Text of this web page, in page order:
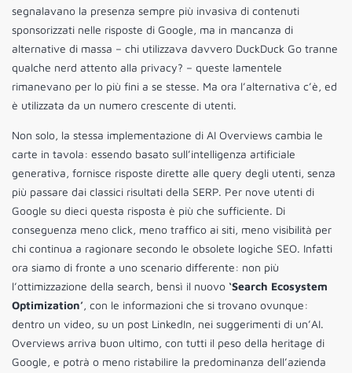
segnalavano la presenza sempre più invasiva di contenuti
sponsorizzati nelle risposte di Google, ma in mancanza di
alternative di massa – chi utilizzava davvero DuckDuck Go tranne
qualche nerd attento alla privacy? – queste lamentele
rimanevano per lo più fini a se stesse. Ma ora l’alternativa c’è, ed
è utilizzata da un numero crescente di utenti.
Non solo, la stessa implementazione di AI Overviews cambia le
carte in tavola: essendo basato sull’intelligenza artificiale
generativa, fornisce risposte dirette alle query degli utenti, senza
più passare dai classici risultati della SERP. Per nove utenti di
Google su dieci questa risposta è più che sufficiente. Di
conseguenza meno click, meno traffico ai siti, meno visibilità per
chi continua a ragionare secondo le obsolete logiche SEO. Infatti
ora siamo di fronte a uno scenario differente: non più
l’ottimizzazione della search, bensì il nuovo ‘Search Ecosystem
Optimization’, con le informazioni che si trovano ovunque:
dentro un video, su un post LinkedIn, nei suggerimenti di un’AI.
Overviews arriva buon ultimo, con tutti il peso della heritage di
Google, e potrà o meno ristabilire la predominanza dell’azienda